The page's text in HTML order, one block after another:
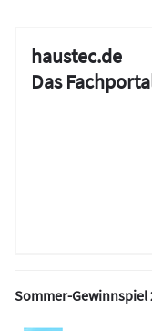
haustec.de
Das
Sommer-Gewinnspiel